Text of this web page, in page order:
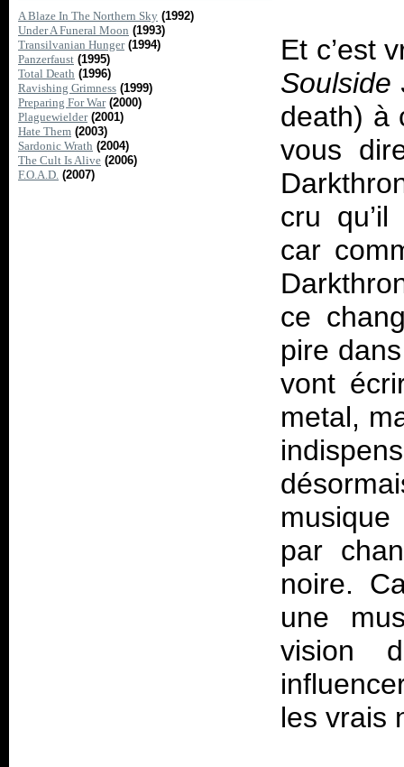
A Blaze In The Northern Sky (1992)
Under A Funeral Moon (1993)
Transilvanian Hunger (1994)
Panzerfaust (1995)
Total Death (1996)
Ravishing Grimness (1999)
Preparing For War (2000)
Plaguewielder (2001)
Hate Them (2003)
Sardonic Wrath (2004)
The Cult Is Alive (2006)
F.O.A.D. (2007)
Et c’est
Soulside
death) à
vous
cru qu’il
car
ce
pire
vont
metal,
par
noire.
une
vision
les vrais